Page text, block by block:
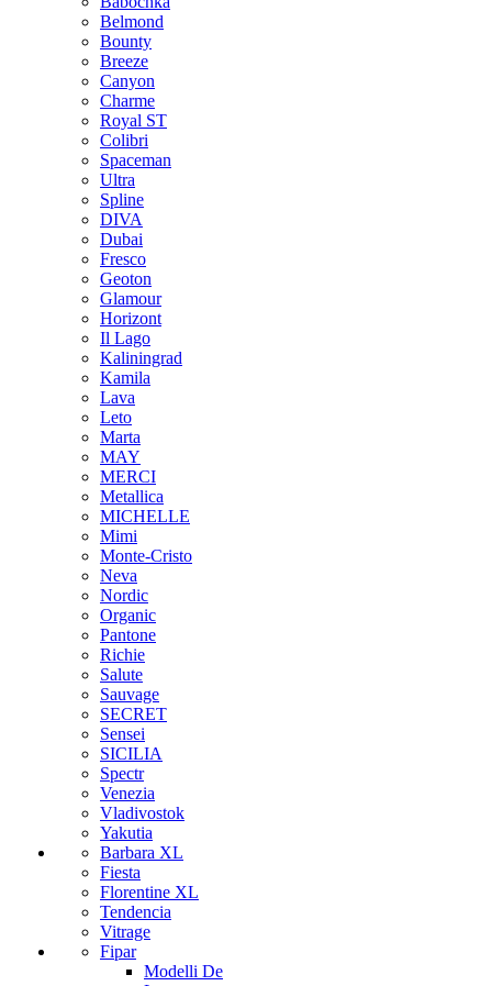
Belmond
Bounty
Breeze
Canуon
Charme
Royal ST
Colibri
Spaceman
Ultra
Spline
DIVA
Dubai
Fresco
Geoton
Glamour
Horizont
Il Lago
Kaliningrad
Kamila
Lava
Leto
Marta
MAY
MERCI
Metallica
MICHELLE
Mimi
Monte-Cristo
Neva
Nordic
Organic
Pantone
Richie
Salute
Sauvage
SECRET
Sensei
SICILIA
Spectr
Venezia
Vladivostok
Yakutia
Barbara XL
Fiesta
Florentine XL
Tendencia
Vitrage
Fipar
Modelli De